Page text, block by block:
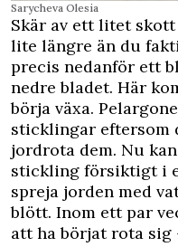
Sarycheva Olesia
Skär av ett litet
lite längre än du
precis nedanför ett
nedre bladet. Här
börja växa.
sticklingar eftersom
jordrota dem. Nu
stickling försiktigt i
spreja jorden med
blött. Inom ett par
att ha börjat rota